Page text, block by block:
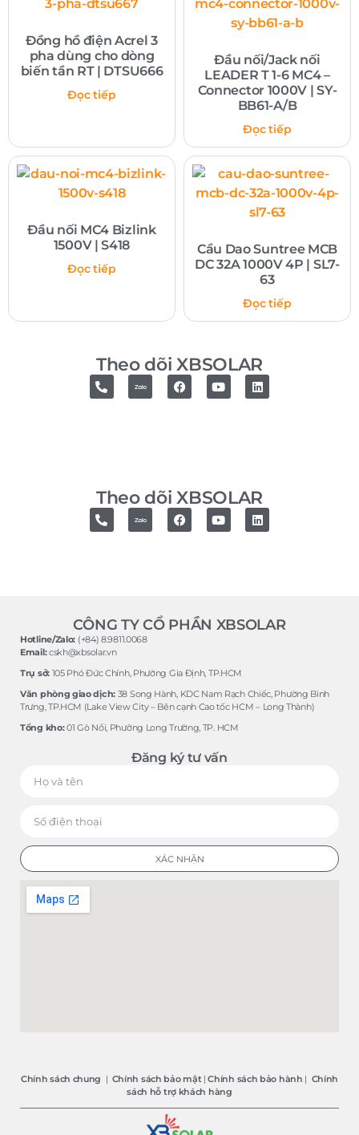
Đồng hồ điện Acrel 3
pha dùng cho dòng
biến tần RT | DTSU666
Đọc tiếp
Đầu nối/Jack nối
LEADER T 1-6 MC4 –
Connector 1000V | SY-
BB61-A/B
Đọc tiếp
Đầu nối MC4 Bizlink
1500V | S418
Đọc tiếp
Cầu Dao Suntree MCB
DC 32A 1000V 4P | SL7-
63
Đọc tiếp
Theo dõi XBSOLAR
Theo dõi XBSOLAR
CÔNG TY CỔ PHẦN XBSOLAR
Hotline/Zalo: (+84) 8.9811.0068
Email:cskh@xbsolar.vn
Trụ sở:105 Phó Ðức Chính, Phường Gia Ðịnh, TP.HCM
Văn phòng giao dịch: 38 Song Hành, KDC Nam Rạch Chiếc, Phường Bình
Trưng, TP.HCM (Lake View City – Bên cạnh Cao tốc HCM – Long Thành)
Tổng kho:01 Gò Nổi, Phường Long Trường, TP. HCM
Đăng ký tư vấn
XÁC NHẬN
Chính sách chung | Chính sách bảo mật|Chính sách bảo hành | Chính
sách hỗ trợ khách hàng